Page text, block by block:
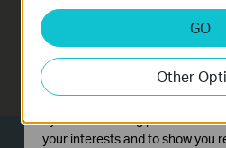
GO
Other
Analysis and Marketing
Analysis cookies enable us to
our website in order to improve
functionality of our website.
The marketing cookies can be
by our advertising partners in
your interests and to show you